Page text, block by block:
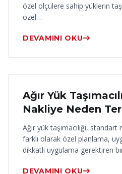
özel ölçülere sahip yüklerin
özel…
DEVAMINI OKU
17 Haziran 2026
Ağır Yük
Nakliye Neden
Ağır yük taşımacılığı,
farklı olarak özel planlama,
dikkatli uygulama gerektiren
DEVAMINI OKU